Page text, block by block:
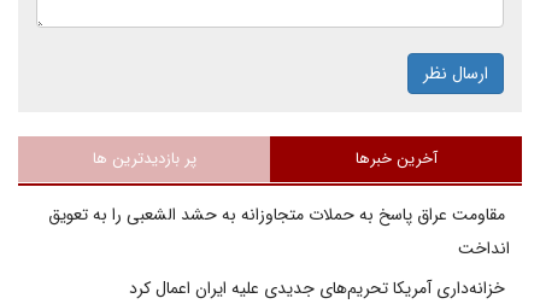
ارسال نظر
آخرین خبرها پر بازدیدترین ها
مقاومت عراق پاسخ به حملات متجاوزانه به حشد الشعبی را به تعویق
انداخت
خزانه‌داری آمریکا تحریم‌های جدیدی علیه ایران اعمال کرد